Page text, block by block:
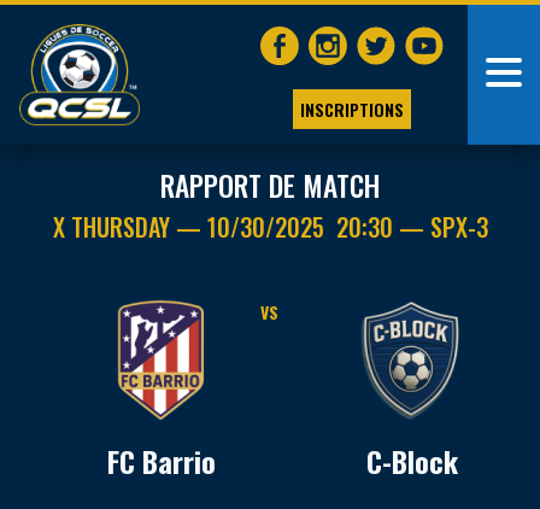
INSCRIPTIONS
RAPPORT DE MATCH
X THURSDAY — 10/30/2025 20:30 — SPX-3
FC Barrio
VS
C-Block